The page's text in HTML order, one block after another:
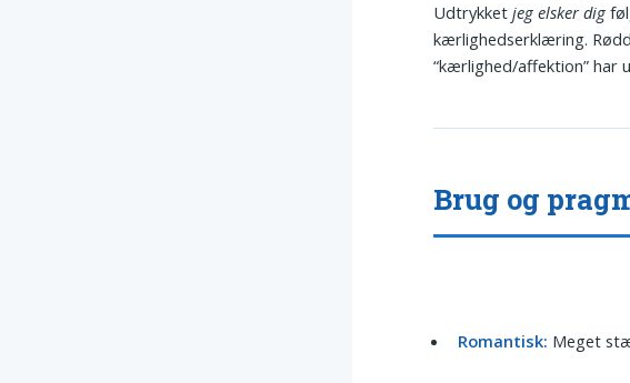
Udtrykketjeg elsker dig
kærlighedserklæring.
“kærlighed/affektion” har
Brug og
Romantisk: Meget